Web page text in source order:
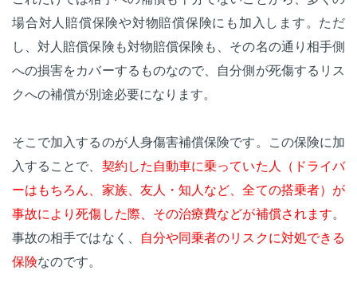
場合対人賠償保険や対物賠償保険にも加入します。ただ
し、対人賠償保険も対物賠償保険も、その名の通り相手側
への損害をカバーするものなので、自分側が死傷するリス
クへの補償が別途必要になります。
そこで加入するのが人身傷害補償保険です。この保険に加
入することで、 契約した自動車に乗っていた人（ドライバ
ーはもちろん、家族、友人・知人など、全ての搭乗者）が
事故により死傷した際、その治療費などが補償されます。
事故の相手ではなく、
自分や同乗者のリスクに対処できる
保険なのです。